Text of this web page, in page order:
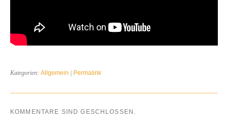
Kategorien: Allgemein | Permalink
KOMMENTARE SIND GESCHLOSSEN.